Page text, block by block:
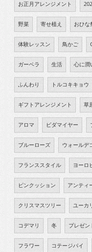
お正月アレンジメント
野菜 寄せ植え おひな
体験レッスン 鳥かご
ガーベラ 生活 心に潤
ふんわり トルコキキョウ
ギフトアレンジメント 草
アロマ ビダマイヤー
ブルーローズ ウォールデ
フランススタイル ヨーロ
ピンクッション アンティ
クリスマスツリー ユーカ
コデマリ 冬 プレゼン
フラワー コテージパイ